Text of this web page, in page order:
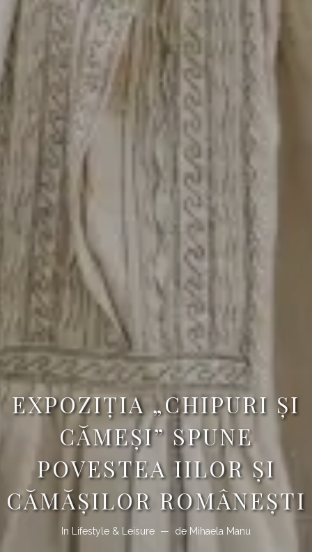
EXPOZIŢIA „CHIPURI ȘI
CĂMEȘI” SPUNE
POVESTEA IILOR ŞI
CĂMĂŞILOR ROMÂNEŞTI
In Lifestyle & Leisure de Mihaela Manu